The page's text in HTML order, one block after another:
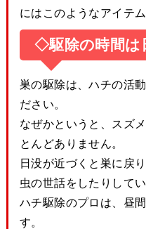
にはこのようなアイテ
◇駆除の時間は
巣の駆除は、ハチの活
ださい。
なぜかというと、スズ
とんどありません。
日没が近づくと巣に戻
虫の世話をしたりしてい
ハチ駆除のプロは、昼
す。